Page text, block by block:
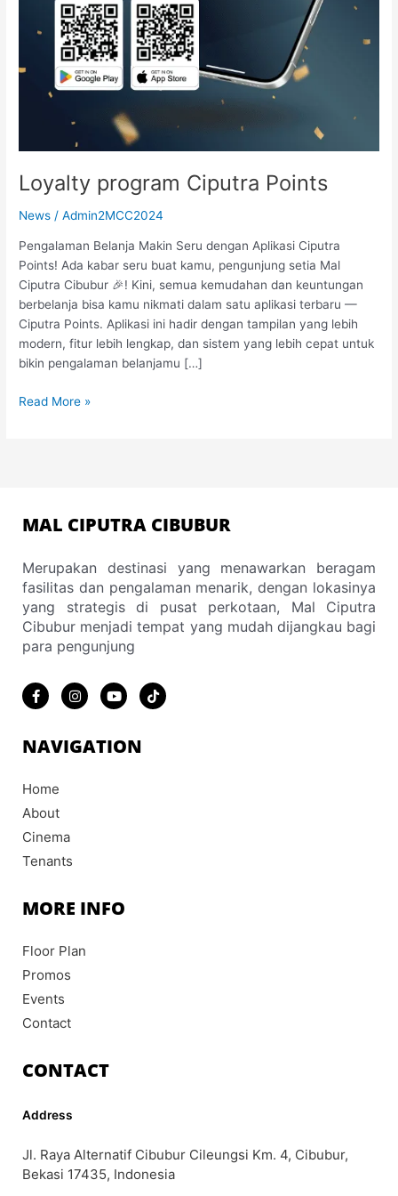
Loyalty program Ciputra Points
News /Admin2MCC2024
Pengalaman Belanja Makin Seru dengan Aplikasi Ciputra
Points! Ada kabar seru buat kamu, pengunjung setia Mal
Ciputra Cibubur 🎉! Kini, semua kemudahan dan keuntungan
berbelanja bisa kamu nikmati dalam satu aplikasi terbaru —
Ciputra Points. Aplikasi ini hadir dengan tampilan yang lebih
modern, fitur lebih lengkap, dan sistem yang lebih cepat untuk
bikin pengalaman belanjamu […]
Read More »
MAL CIPUTRA CIBUBUR
Merupakan destinasi yang menawarkan beragam
fasilitas dan pengalaman menarik, dengan lokasinya
yang strategis di pusat perkotaan, Mal Ciputra
Cibubur menjadi tempat yang mudah dijangkau bagi
para pengunjung
F
a
c
b
o
k
-
f
I
n
s
a
g
Y
o
u
u
b
T
i
k
NAVIGATION
Home
About
Cinema
Tenants
MORE INFO
Floor Plan
Promos
Events
Contact
CONTACT
Address
Jl. Raya Alternatif Cibubur Cileungsi Km. 4, Cibubur,
Bekasi 17435, Indonesia